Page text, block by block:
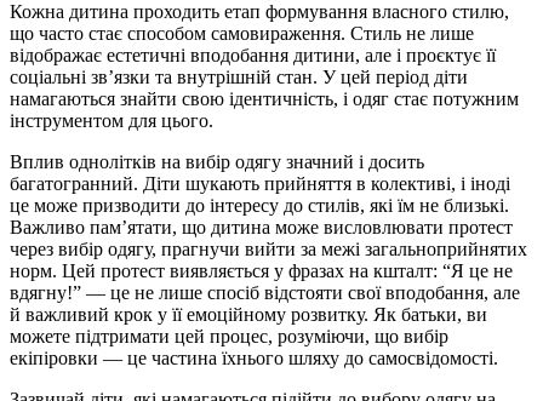
Кожна дитина проходить етап формування власного стилю,
що часто стає способом самовираження. Стиль не лише
відображає естетичні вподобання дитини, але і проєктує її
соціальні зв’язки та внутрішній стан. У цей період діти
намагаються знайти свою ідентичність, і одяг стає потужним
інструментом для цього.
Вплив однолітків на вибір одягу значний і досить
багатогранний. Діти шукають прийняття в колективі, і іноді
це може призводити до інтересу до стилів, які їм не близькі.
Важливо пам’ятати, що дитина може висловлювати протест
через вибір одягу, прагнучи вийти за межі загальноприйнятих
норм. Цей протест виявляється у фразах на кшталт: “Я це не
вдягну!” — це не лише спосіб відстояти свої вподобання, але
й важливий крок у її емоційному розвитку. Як батьки, ви
можете підтримати цей процес, розуміючи, що вибір
екіпіровки — це частина їхнього шляху до самосвідомості.